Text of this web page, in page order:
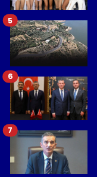
5
6
7